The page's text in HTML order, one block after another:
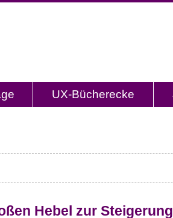
mit Studien,
UX-Bücherecke
Hebel zur